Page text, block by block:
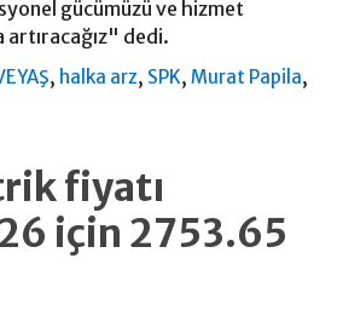
gücümüzü ve hizmet
artıracağız" dedi.
, halka arz, SPK,Murat Papila,
fiyatı
için 2753.65